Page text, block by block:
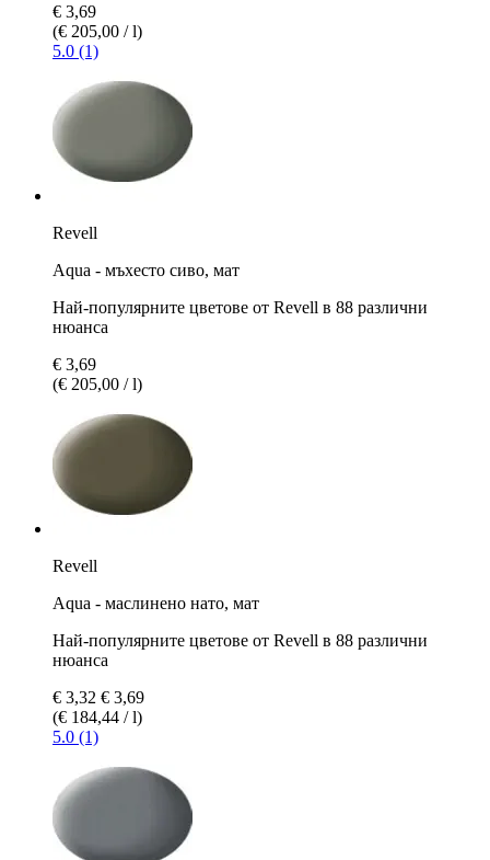
€ 3,69
(€ 205,00 / l)
5.0 (1)
Revell
Aqua - мъхесто сиво, мат
Най-популярните цветове от Revell в 88 различни
нюанса
€ 3,69
(€ 205,00 / l)
Revell
Aqua - маслинено нато, мат
Най-популярните цветове от Revell в 88 различни
нюанса
€ 3,32 € 3,69
(€ 184,44 / l)
5.0 (1)